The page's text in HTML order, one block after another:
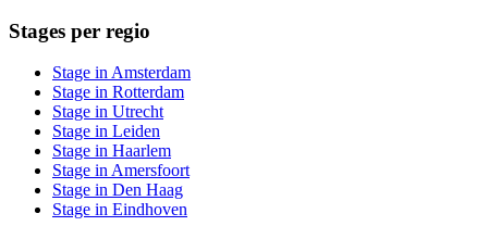
Stages per regio
Stage in Amsterdam
Stage in Rotterdam
Stage in Utrecht
Stage in Leiden
Stage in Haarlem
Stage in Amersfoort
Stage in Den Haag
Stage in Eindhoven